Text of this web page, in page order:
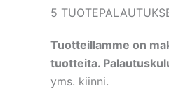
5
Tuotteillamme on
tuotteita.
yms. kiinni.